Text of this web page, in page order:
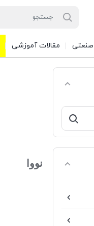
صنعتی مقالات آموزشی
نووا